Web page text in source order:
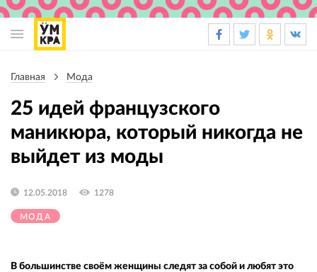
навигации
Главная Мода
25 идей французского
маникюра, который никогда не
выйдет из моды
МОДА
12.05.2018 1278
В большинстве своём женщины следят за собой и любят это